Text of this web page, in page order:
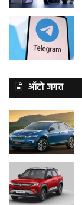
ऑटो जगत